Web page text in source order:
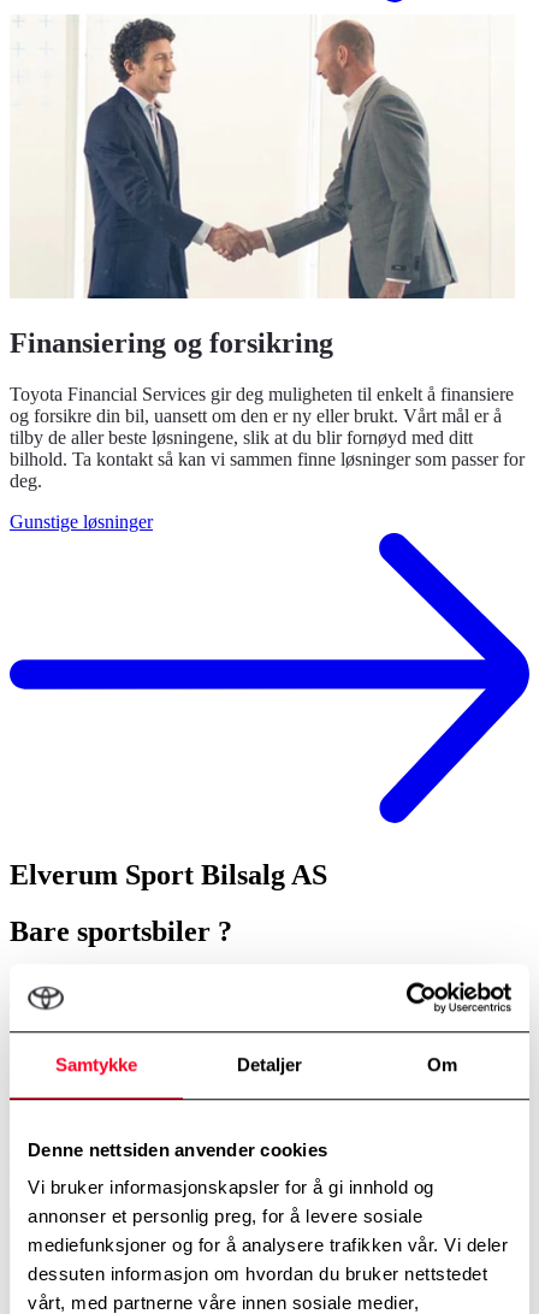
Samtykke Detaljer Om
Denne nettsiden anvender cookies
Vi bruker informasjonskapsler for å gi innhold og
annonser et personlig preg, for å levere sosiale
mediefunksjoner og for å analysere trafikken vår. Vi deler
dessuten informasjon om hvordan du bruker nettstedet
vårt, med partnerne våre innen sosiale medier,
Finansiering og forsikring
Toyota Financial Services gir deg muligheten til enkelt å finansiere
og forsikre din bil, uansett om den er ny eller brukt. Vårt mål er å
tilby de aller beste løsningene, slik at du blir fornøyd med ditt
bilhold. Ta kontakt så kan vi sammen finne løsninger som passer for
deg.
Gunstige løsninger
Elverum Sport Bilsalg AS
Bare sportsbiler ?
"Navnet skjemmer ingen". Elverum Sport ble etablert i 1938. Vi får
ofte spørsmål om hvorfor vi heter Elverum Sport Bilsalg AS.
hovedtemaet da bedriften ble etablert i 1938. Vi var rett og slett en
Elverum Sport Bilsalg AS
Elverum Sport Bilsalg AS